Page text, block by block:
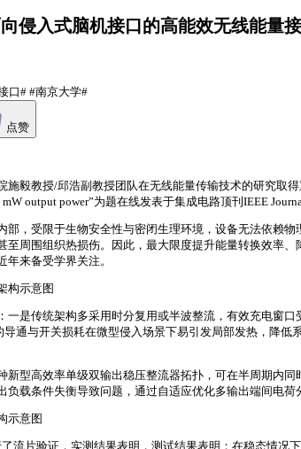
侵入式脑机接口的高能效无线能量
口# #南京大学#
点赞
毅教授/邱浩副教授团队在无线能量传输技术的研究取
output power”为题在线发表于集成电路顶刊IEEE
部，受限于生物安全性与密闭生理环境，设备无法依赖
至周围组织热损伤。因此，最大限度提升能量转换效率
来备受学界关注。
构示意图
一是传统架构多采用时分复用或半波整流，有效充电窗
导通与开关损耗在微型侵入场景下易引发局部发热，降
新型高效率单级双输出稳压整流器拓扑，可在半周期内
负载条件失衡导致问题，通过自适应优化多输出端间电
示意图
流片验证，实测结果表明，测试结果表明：在稳态情